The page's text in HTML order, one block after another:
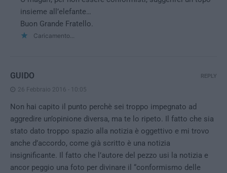
insieme all’elefante…
Buon Grande Fratello.
Caricamento...
GUIDO
26 Febbraio 2016 - 10:05
Non hai capito il punto perchè sei troppo impegnato ad
aggredire un’opinione diversa, ma te lo ripeto. Il fatto che sia
stato dato troppo spazio alla notizia è oggettivo e mi trovo
anche d’accordo, come già scritto è una notizia
insignificante. Il fatto che l’autore del pezzo usi la notizia e
ancor peggio una foto per divinare il “conformismo delle
REPLY